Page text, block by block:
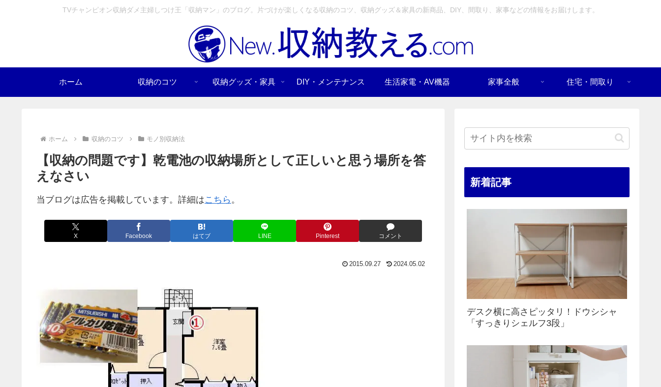
TVチャンピオン収納ダメ主婦しつけ王「収納マン」のブログ。片づけが楽しくなる収納のコツ、収納グッズ＆家具の新商品、DIY、間取り、家事などの情報をお届けします。
ホーム 収納のコツ 収納グッズ・家具 DIY・メンテナンス 生活家電・AV機器 家事全般 住宅・間取り
ホーム 収納のコツ モノ別収納法
【収納の問題です】乾電池の収納場所として正しいと思う場所を答
えなさい
当ブログは広告を掲載しています。詳細はこちら 。
X Facebook はてブ LINE Pinterest コメント
2015.09.27 2024.05.02
新着記事
デスク横に高さピッタリ！ドウシシャ
「すっきりシェルフ3段」